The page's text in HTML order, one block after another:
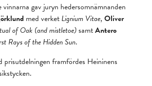
gav juryn hedersomnämnanden
med verket Lignium Vitae, Oliver
of Oak (and mistletoe)samtAntero
Rays of the Hidden Sun.
prisutdelningen framfördes Heininens